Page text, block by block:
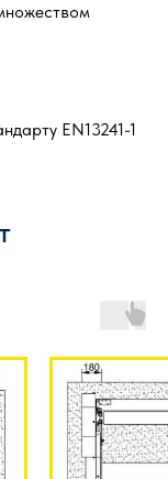
EN13241-1